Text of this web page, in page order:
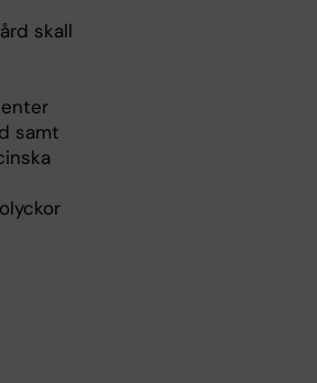
skall
samt